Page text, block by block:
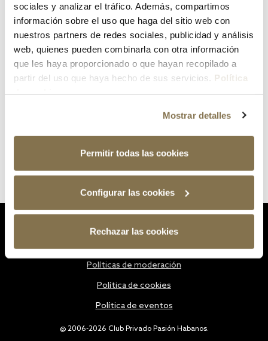
sociales y analizar el tráfico. Además, compartimos
información sobre el uso que haga del sitio web con
nuestros partners de redes sociales, publicidad y análisis
web, quienes pueden combinarla con otra información
que les haya proporcionado o que hayan recopilado a
partir del uso que haya hecho de sus servicios. Política
Mostrar detalles
Permitir todas las cookies
Configurar las cookies
Rechazar las cookies
¿Has olvidado tu contraseña?
@ 2006-2026 Club Privado Pasión Habanos.
Políticas de moderación
Política de cookies
Política de eventos